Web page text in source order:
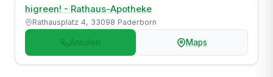
higreen! - Rathaus-Apotheke
Rathausplatz 4, 33098 Paderborn
Anrufen Maps